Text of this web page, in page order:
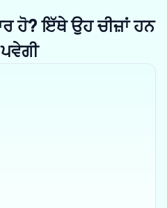
ਹੋ? ਇੱਥੇ ਉਹ ਚੀਜ਼ਾਂ ਹਨ